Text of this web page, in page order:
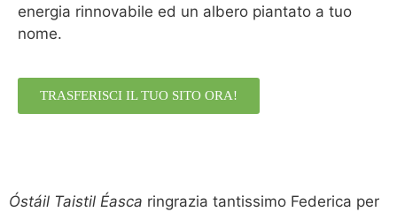
energia rinnovabile ed un albero piantato a tuo
nome.
TRASFERISCI IL TUO SITO ORA!
Óstáil Taistil Éasca ringrazia tantissimo Federica per